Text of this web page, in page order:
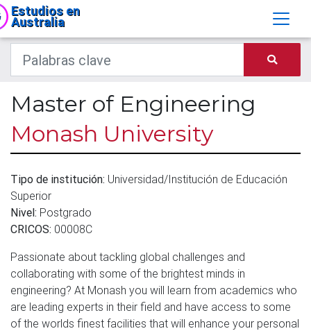
Estudios en
Australia
Master of Engineering
Monash University
Tipo de institución: Universidad/Institución de Educación
Superior
Nivel: Postgrado
CRICOS: 00008C
Passionate about tackling global challenges and
collaborating with some of the brightest minds in
engineering? At Monash you will learn from academics who
are leading experts in their field and have access to some
of the worlds finest facilities that will enhance your personal